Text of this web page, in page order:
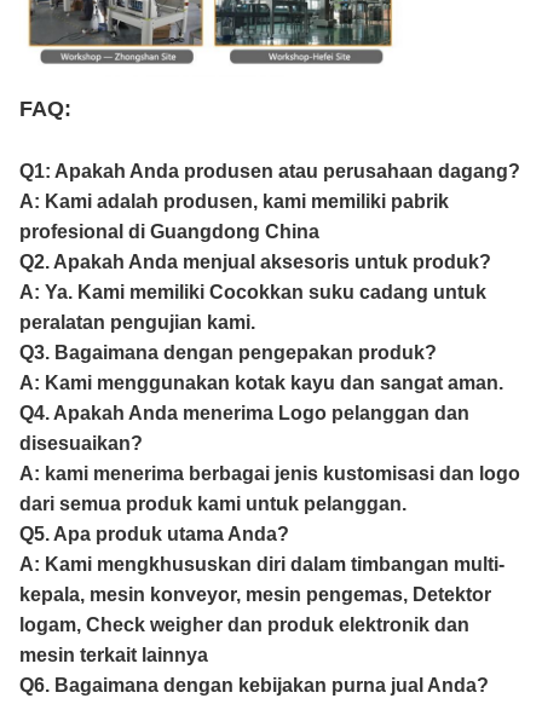
FAQ:
Q1: Apakah Anda produsen atau perusahaan dagang?
A: Kami adalah produsen, kami memiliki pabrik
profesional di Guangdong China
Q2. Apakah Anda menjual aksesoris untuk produk?
A: Ya. Kami memiliki Cocokkan suku cadang untuk
peralatan pengujian kami.
Q3. Bagaimana dengan pengepakan produk?
A: Kami menggunakan kotak kayu dan sangat aman.
Q4. Apakah Anda menerima Logo pelanggan dan
disesuaikan?
A: kami menerima berbagai jenis kustomisasi dan logo
dari semua produk kami untuk pelanggan.
Q5. Apa produk utama Anda?
A: Kami mengkhususkan diri dalam timbangan multi-
kepala, mesin konveyor, mesin pengemas, Detektor
logam, Check weigher dan produk elektronik dan
mesin terkait lainnya
Q6. Bagaimana dengan kebijakan purna jual Anda?